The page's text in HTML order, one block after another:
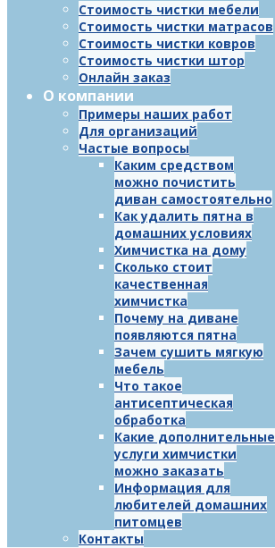
Стоимость чистки мебели
Стоимость чистки матрасов
Стоимость чистки ковров
Стоимость чистки штор
Онлайн заказ
О компании
Примеры наших работ
Для организаций
Частые вопросы
Каким средством
можно почистить
диван самостоятельно
Как удалить пятна в
домашних условиях
Химчистка на дому
Сколько стоит
качественная
химчистка
Почему на диване
появляются пятна
Зачем сушить мягкую
мебель
Что такое
антисептическая
обработка
Какие дополнительные
услуги химчистки
можно заказать
Информация для
любителей домашних
питомцев
Контакты